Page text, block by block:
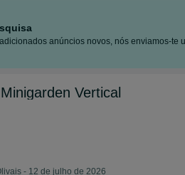
anúncios novos, nós enviamos-te
Vertical
- 12 de julho de 2026